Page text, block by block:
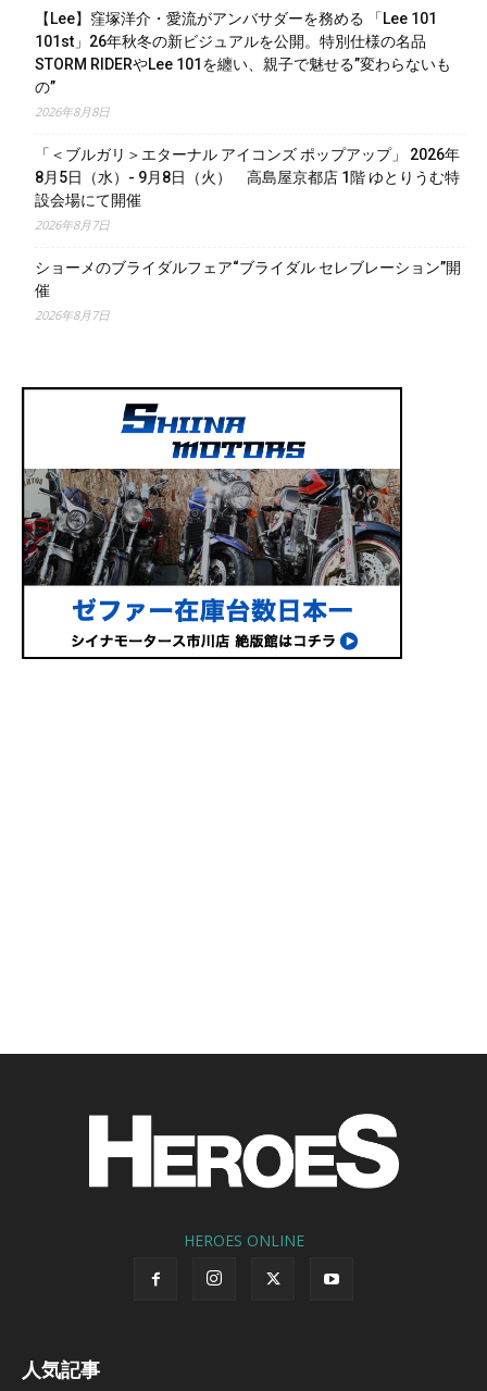
【Lee】窪塚洋介・愛流がアンバサダーを務める 「Lee 101
101st」26年秋冬の新ビジュアルを公開。特別仕様の名品
STORM RIDERやLee 101を纏い、親子で魅せる”変わらないも
の”
2026年8月8日
「＜ブルガリ＞エターナル アイコンズ ポップアップ」 2026年
8月5日（水）- 9月8日（火） 高島屋京都店 1階 ゆとりうむ特
設会場にて開催
2026年8月7日
ショーメのブライダルフェア“ブライダル セレブレーション”開
催
2026年8月7日
HEROES ONLINE
人気記事